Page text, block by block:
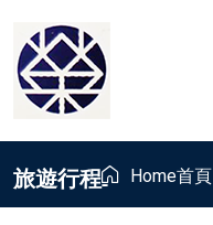
旅遊行程 Home首頁